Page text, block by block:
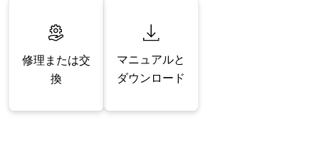
修理または交
換
マニュアルと
ダウンロード